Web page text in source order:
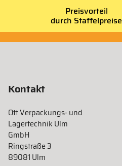
Preisvorteil
durch Staffelpreise
Kontakt
Ott Verpackungs- und
Lagertechnik Ulm
GmbH
Ringstraße 3
89081 Ulm